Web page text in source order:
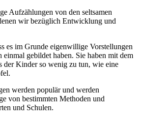
Aufzählungen von den seltsamen
wir bezüglich Entwicklung und
es im Grunde eigenwillige Vorstellungen
gebildet haben. Sie haben mit dem
der Kinder so wenig zu tun, wie eine
werden populär und werden
von bestimmten Methoden und
und Schulen.